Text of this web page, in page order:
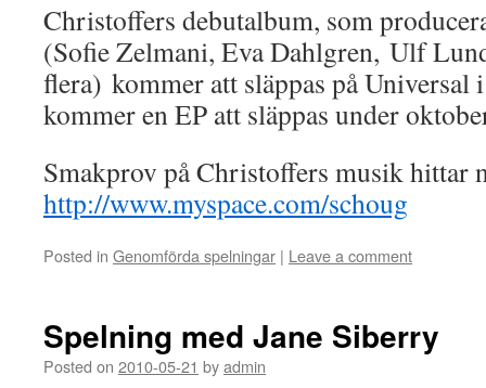
Christoffers debutalbum, som
(Sofie Zelmani, Eva Dahlgren, Ulf
flera) kommer att släppas på Universal
kommer en EP att släppas under
Smakprov på Christoffers musik hittar
http://www.myspace.com/schoug
Posted in Genomförda spelningar | Leave a comment
Spelning med Jane Siberry
Posted on 2010-05-21 byadmin